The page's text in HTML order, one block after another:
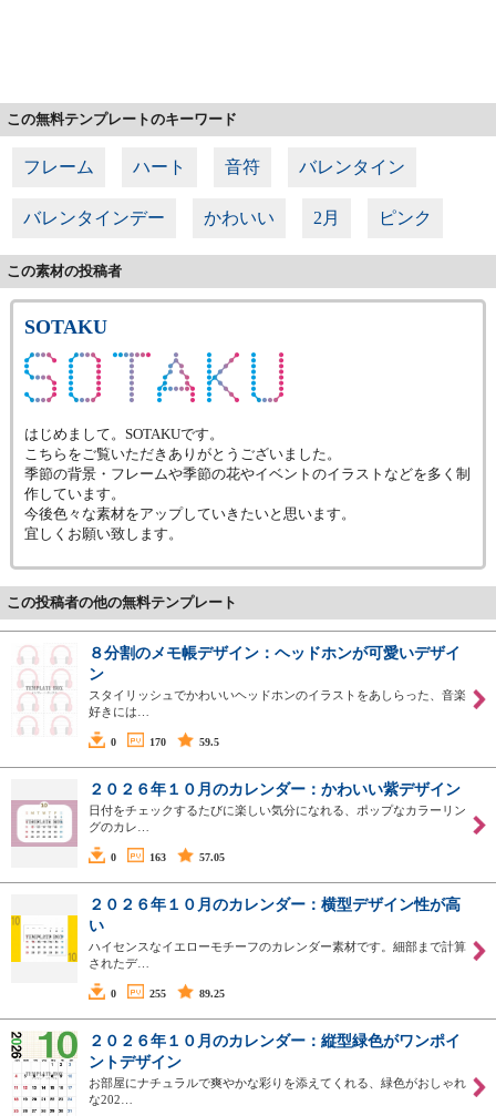
この無料テンプレートのキーワード
フレーム ハート 音符 バレンタイン
バレンタインデー かわいい 2月 ピンク
この素材の投稿者
SOTAKU
はじめまして。SOTAKUです。
こちらをご覧いただきありがとうございました。
季節の背景・フレームや季節の花やイベントのイラストなどを多く制
作しています。
今後色々な素材をアップしていきたいと思います。
宜しくお願い致します。
この投稿者の他の無料テンプレート
８分割のメモ帳デザイン：ヘッドホンが可愛いデザイ
ン
スタイリッシュでかわいいヘッドホンのイラストをあしらった、音楽
好きには…
0 170 59.5
２０２６年１０月のカレンダー：かわいい紫デザイン
日付をチェックするたびに楽しい気分になれる、ポップなカラーリン
グのカレ…
0 163 57.05
２０２６年１０月のカレンダー：横型デザイン性が高
い
ハイセンスなイエローモチーフのカレンダー素材です。細部まで計算
されたデ…
0 255 89.25
２０２６年１０月のカレンダー：縦型緑色がワンポイ
ントデザイン
お部屋にナチュラルで爽やかな彩りを添えてくれる、緑色がおしゃれ
な202…